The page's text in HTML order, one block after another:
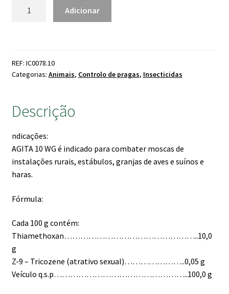
Adicionar
REF: IC0078.10
Categorias: Animais, Controlo de pragas, Insecticidas
Descrição
ndicações:
AGITA 10 WG é indicado para combater moscas de
instalações rurais, estábulos, granjas de aves e suínos e
haras.
Fórmula:
Cada 100 g contém:
Thiamethoxan…………………………………………..10,0
g
Z-9 – Tricozene (atrativo sexual)…………………..0,05 g
Veículo q.s.p…………………………………………..100,0 g